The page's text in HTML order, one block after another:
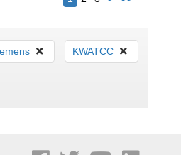
KWATCC